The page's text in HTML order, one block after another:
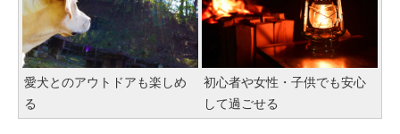
愛犬とのアウトドアも楽しめ
る
初心者や女性・子供でも安心
して過ごせる